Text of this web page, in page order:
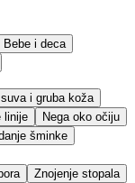
Bebe i deca
i gruba koža
linije
Nega oko očiju
šminke
Znojenje stopala